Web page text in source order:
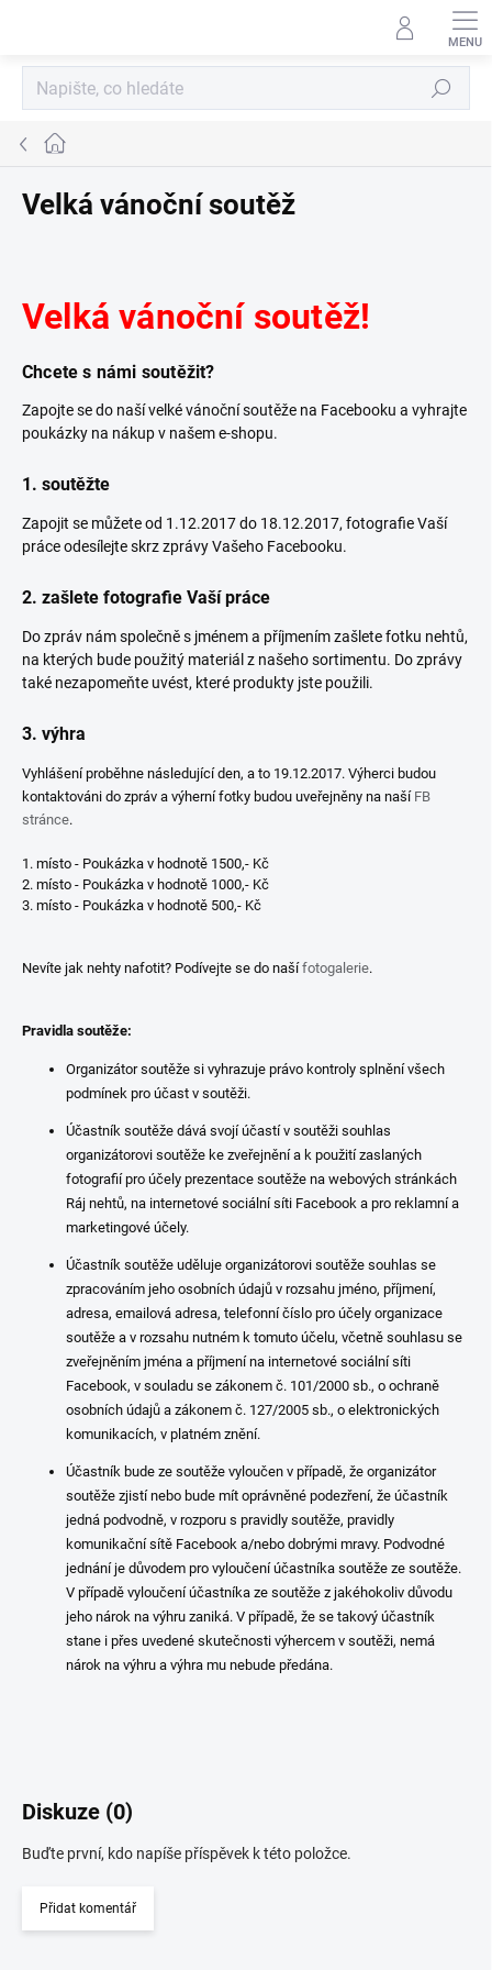
Hledat
Domů
Velká vánoční soutěž
Velká vánoční soutěž!
Chcete s námi soutěžit?
Zapojte se do naší velké vánoční soutěže na Facebooku a vyhrajte
poukázky na nákup v našem e-shopu.
1. soutěžte
Zapojit se můžete od 1.12.2017 do 18.12.2017, fotografie Vaší
práce odesílejte skrz zprávy Vašeho Facebooku.
2. zašlete fotografie Vaší práce
Do zpráv nám společně s jménem a příjmením zašlete fotku nehtů,
na kterých bude použitý materiál z našeho sortimentu. Do zprávy
také nezapomeňte uvést, které produkty jste použili.
3. výhra
Vyhlášení proběhne následující den, a to 19.12.2017. Výherci budou
kontaktováni do zpráv a výherní fotky budou uveřejněny na naší FB
stránce.
1. místo - Poukázka v hodnotě 1500,- Kč
2. místo - Poukázka v hodnotě 1000,- Kč
3. místo - Poukázka v hodnotě 500,- Kč
Nevíte jak nehty nafotit? Podívejte se do našífotogalerie.
Pravidla soutěže:
Organizátor soutěže si vyhrazuje právo kontroly splnění všech
podmínek pro účast v soutěži.
Účastník soutěže dává svojí účastí v soutěži souhlas
organizátorovi soutěže ke zveřejnění a k použití zaslaných
fotografií pro účely prezentace soutěže na webových stránkách
Ráj nehtů, na internetové sociální síti Facebook a pro reklamní a
marketingové účely.
Účastník soutěže uděluje organizátorovi soutěže souhlas se
zpracováním jeho osobních údajů v rozsahu jméno, příjmení,
adresa, emailová adresa, telefonní číslo pro účely organizace
soutěže a v rozsahu nutném k tomuto účelu, včetně souhlasu se
zveřejněním jména a příjmení na internetové sociální síti
Facebook, v souladu se zákonem č. 101/2000 sb., o ochraně
osobních údajů a zákonem č. 127/2005 sb., o elektronických
komunikacích, v platném znění.
Účastník bude ze soutěže vyloučen v případě, že organizátor
soutěže zjistí nebo bude mít oprávněné podezření, že účastník
jedná podvodně, v rozporu s pravidly soutěže, pravidly
komunikační sítě Facebook a/nebo dobrými mravy. Podvodné
jednání je důvodem pro vyloučeníúčastníka soutěže ze soutěže.
V případě vyloučení účastníka ze soutěže z jakéhokoliv důvodu
jeho nárok na výhru zaniká. V případě, že se takový účastník
stane i přes uvedené skutečnosti výhercem v soutěži, nemá
nárok na výhru a výhra mu nebude předána.
Diskuze (0)
Buďte první, kdo napíše příspěvek k této položce.
Přidat komentář